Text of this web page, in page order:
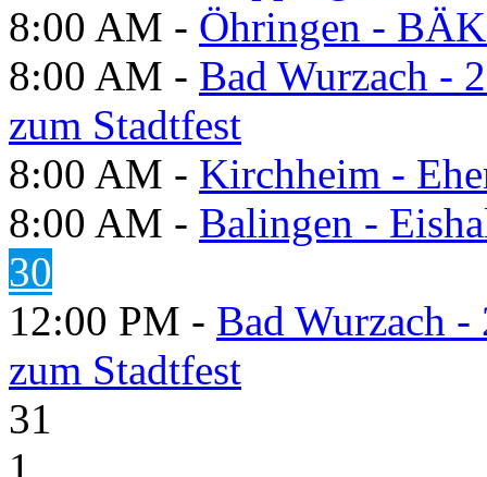
8:00 AM - Öhringen -
8:00 AM - Bad Wurzach -
zum Stadtfest
8:00 AM - Kirchheim -
8:00 AM - Balingen -
30
12:00 PM - Bad Wurzach
zum Stadtfest
31
1